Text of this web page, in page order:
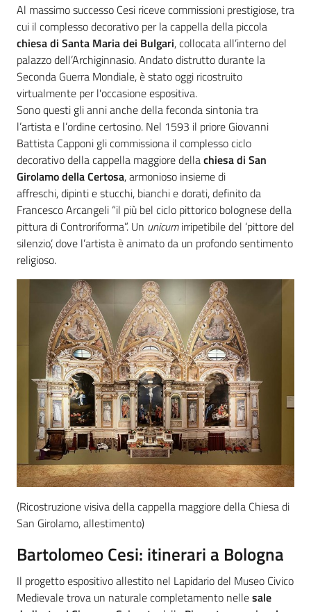
Al massimo successo Cesi riceve commissioni prestigiose, tra
cui il complesso decorativo per la cappella della piccola
chiesa di Santa Maria dei Bulgari, collocata all’interno del
palazzo dell’Archiginnasio. Andato distrutto durante la
Seconda Guerra Mondiale, è stato oggi ricostruito
virtualmente per l'occasione espositiva.
Sono questi gli anni anche della feconda sintonia tra
l’artista e l’ordine certosino. Nel 1593 il priore Giovanni
Battista Capponi gli commissiona il complesso ciclo
decorativo della cappella maggiore dellachiesa di San
Girolamo della Certosa, armonioso insieme di
affreschi, dipinti e stucchi, bianchi e dorati, definito da
Francesco Arcangeli “il più bel ciclo pittorico bolognese della
pittura di Controriforma”. Un unicumirripetibile del ‘pittore del
silenzio’, dove l’artista è animato da un profondo sentimento
religioso.
(Ricostruzione visiva della cappella maggiore della Chiesa di
San Girolamo, allestimento)
Bartolomeo Cesi: itinerari a Bologna
Il progetto espositivo allestito nel Lapidario del Museo Civico
Medievale trova un naturale completamento nellesale